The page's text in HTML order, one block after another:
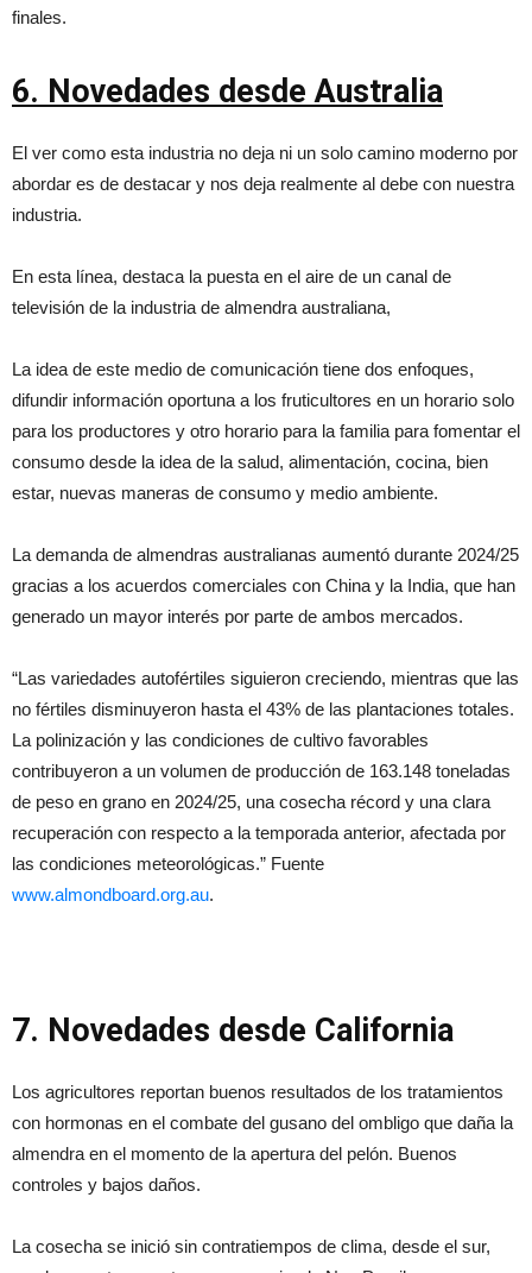
finales.
6. Novedades desde Australia
El ver como esta industria no deja ni un solo camino moderno por
abordar es de destacar y nos deja realmente al debe con nuestra
industria.
En esta línea, destaca la puesta en el aire de un canal de
televisión de la industria de almendra australiana,
La idea de este medio de comunicación tiene dos enfoques,
difundir información oportuna a los fruticultores en un horario solo
para los productores y otro horario para la familia para fomentar el
consumo desde la idea de la salud, alimentación, cocina, bien
estar, nuevas maneras de consumo y medio ambiente.
La demanda de almendras australianas aumentó durante 2024/25
gracias a los acuerdos comerciales con China y la India, que han
generado un mayor interés por parte de ambos mercados.
“Las variedades autofértiles siguieron creciendo, mientras que las
no fértiles disminuyeron hasta el 43% de las plantaciones totales.
La polinización y las condiciones de cultivo favorables
contribuyeron a un volumen de producción de 163.148 toneladas
de peso en grano en 2024/25, una cosecha récord y una clara
recuperación con respecto a la temporada anterior, afectada por
las condiciones meteorológicas.” Fuente
www.almondboard.org.au.
7. Novedades desde California
Los agricultores reportan buenos resultados de los tratamientos
con hormonas en el combate del gusano del ombligo que daña la
almendra en el momento de la apertura del pelón. Buenos
controles y bajos daños.
La cosecha se inició sin contratiempos de clima, desde el sur,